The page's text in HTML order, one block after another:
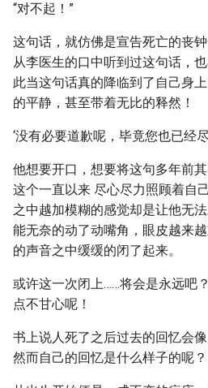
“对不起！”
这句话，就仿佛是宣告死亡的丧
从李医生的口中听到过这句话，
此当这句话真的降临到了自己身
的平静，甚至带着无比的释然！
‘没有必要道歉呢，毕竟您也已经
他想要开口，想要将这句多年前
这个一直以来 尽心尽力照顾着自
之中越加模糊的感觉却是让他无
能无奈的动了动嘴角，眼皮越来
的声音之中缓缓的闭了起来。
或许这一次闭上……将会是永远吧
点不甘心呢！
书上说人死了之后过去的回忆会
然而自己的回忆是什么样子的呢？